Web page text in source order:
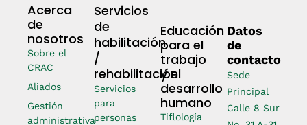
Acerca
de
nosotros
Sobre el
CRAC
Aliados
Gestión
administrativa
Servicios
de
habilitación
/
rehabilitación
Servicios
para
personas
Educación
para el
trabajo
y el
desarrollo
humano
Tiflología
Datos
de
contacto
Sede
Principal
Calle 8 Sur